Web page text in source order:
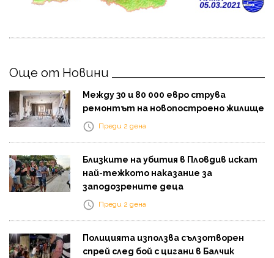
Още от Новини
Между 30 и 80 000 евро струва
ремонтът на новопостроено жилище
Преди 2 дена
Близките на убития в Пловдив искат
най-тежкото наказание за
заподозрените деца
Преди 2 дена
Полицията използва сълзотворен
спрей след бой с цигани в Балчик